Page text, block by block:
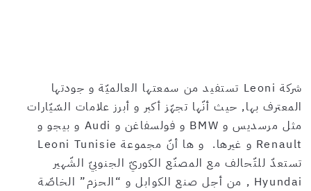
شركة Leoni تستفيد من سمعتها العالميّة و جودتها
المعترف بها, حيث أنّها تجهّز أكبر و أبرز علامات السّيّارات
مثل مرسديس و BMW و فولسفاغن و Audi و بيجو و
Renault و غيرها. و ها أنّ مجموعة Leoni Tunisie
تستعدّ للتّحالف مع المصنّع الكوريّ الجنوبيّ الشّهير
Hyundai , من أجل صنع الكوابل و “الحزم” الخاصّة